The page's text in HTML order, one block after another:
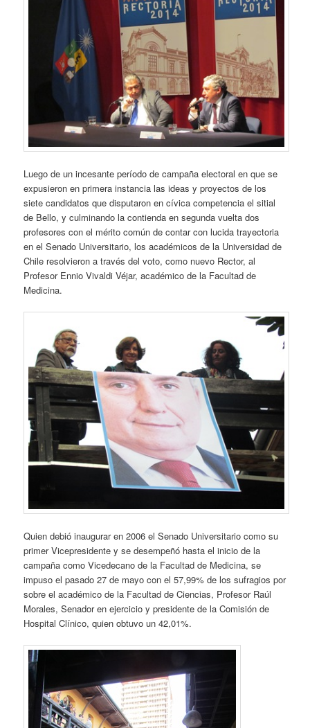
Luego de un incesante período de campaña electoral en que se
expusieron en primera instancia las ideas y proyectos de los
siete candidatos que disputaron en cívica competencia el sitial
de Bello, y culminando la contienda en segunda vuelta dos
profesores con el mérito común de contar con lucida trayectoria
en el Senado Universitario, los académicos de la Universidad de
Chile resolvieron a través del voto, como nuevo Rector, al
Profesor Ennio Vivaldi Véjar, académico de la Facultad de
Medicina.
Quien debió inaugurar en 2006 el Senado Universitario como su
primer Vicepresidente y se desempeñó hasta el inicio de la
campaña como Vicedecano de la Facultad de Medicina, se
impuso el pasado 27 de mayo con el 57,99% de los sufragios por
sobre el académico de la Facultad de Ciencias, Profesor Raúl
Morales, Senador en ejercicio y presidente de la Comisión de
Hospital Clínico, quien obtuvo un 42,01%.